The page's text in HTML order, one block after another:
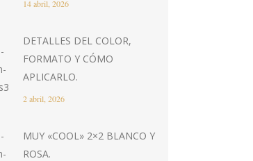
14 abril, 2026
DETALLES DEL COLOR,
FORMATO Y CÓMO
APLICARLO.
2 abril, 2026
MUY «COOL» 2×2 BLANCO Y
ROSA.